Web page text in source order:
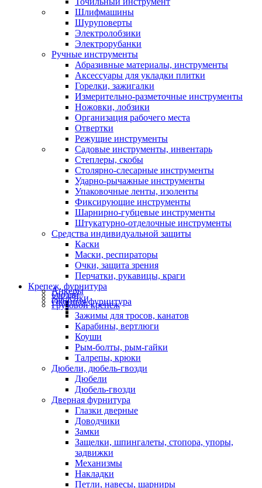
Шлифмашины
Шуруповерты
Электролобзики
Электрорубанки
Ручные инструменты
Абразивные материалы, инструменты
Аксессуары для укладки плитки
Горелки, зажигалки
Измерительно-разметочные инструменты
Ножовки, лобзики
Организация рабочего места
Отвертки
Режущие инструменты
Садовые инструменты, инвентарь
Степлеры, скобы
Столярно-слесарные инструменты
Ударно-рычажные инструменты
Упаковочные ленты, изоленты
Фиксирующие инструменты
Шарнирно-губцевые инструменты
Штукатурно-отделочные инструменты
Средства индивидуальной защиты
Каски
Маски, респираторы
Очки, защита зрения
Перчатки, рукавицы, краги
Крепеж, фурнитура
Анкеры
Гвозди
Заклепки
Оконная фурнитура
Грузовой крепеж
Зажимы для тросов, канатов
Карабины, вертлюги
Коуши
Рым-болты, рым-гайки
Талрепы, крюки
Дюбели, дюбель-гвозди
Дюбели
Дюбель-гвозди
Дверная фурнитура
Глазки дверные
Доводчики
Замки
Защелки, шпингалеты, стопора, упоры,
задвижки
Механизмы
Накладки
Петли, навесы, шарниры